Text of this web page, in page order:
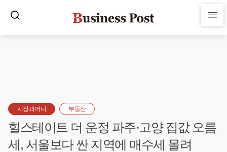
시장과머니 부동산
힐스테이트 더 운정 파주·고양 집값 오름
세, 서울보다 싼 지역에 매수세 몰려